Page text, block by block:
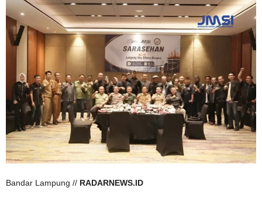
Bandar Lampung // RADARNEWS.ID